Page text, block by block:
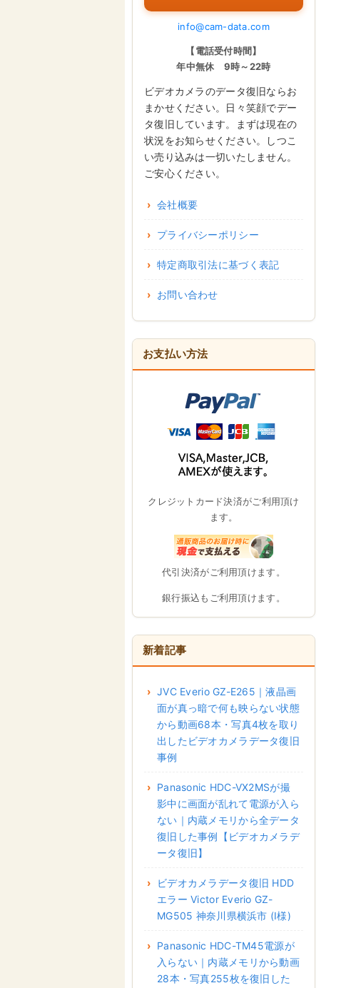
info@cam-data.com
【電話受付時間】
年中無休 9時～22時
ビデオカメラのデータ復旧ならお
まかせください。日々笑顔でデー
タ復旧しています。まずは現在の
状況をお知らせください。しつこ
い売り込みは一切いたしません。
ご安心ください。
会社概要
プライバシーポリシー
特定商取引法に基づく表記
お問い合わせ
お支払い方法
クレジットカード決済がご利用頂け
ます。
代引決済がご利用頂けます。
銀行振込もご利用頂けます。
新着記事
JVC Everio GZ-E265｜液晶画
面が真っ暗で何も映らない状態
から動画68本・写真4枚を取り
出したビデオカメラデータ復旧
事例
Panasonic HDC-VX2MSが撮
影中に画面が乱れて電源が入ら
ない｜内蔵メモリから全データ
復旧した事例【ビデオカメラデ
ータ復旧】
ビデオカメラデータ復旧 HDD
エラー Victor Everio GZ-
MG505 神奈川県横浜市 (I様)
Panasonic HDC-TM45電源が
入らない｜内蔵メモリから動画
28本・写真255枚を復旧した